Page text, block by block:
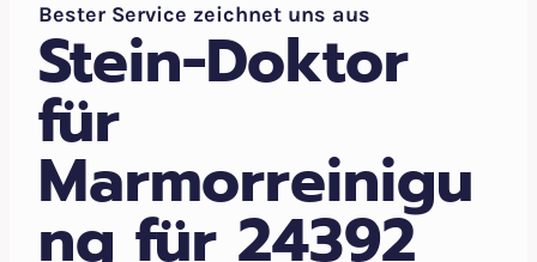
Bester Service zeichnet uns aus
Stein-Doktor
für
Marmorreinigu
ng für 24392